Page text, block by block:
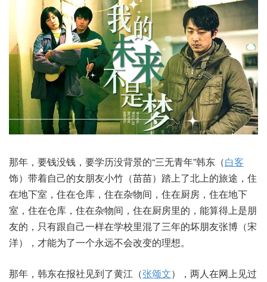
那年，要钱没钱，要学历没背景的“三无青年”韩东（白客
饰）带着自己的女朋友小竹（苗苗）踏上了北上的旅途，住
在地下室，住在仓库，住在杂物间，住在厨房，住在地下
室，住在仓库，住在杂物间，住在厨房里的，能算得上是朋
友的，只有跟自己一样在学校里混了三年的坏朋友张博（宋
洋），才能为了一个永远不会改变的理想。
那年，韩东在报社见到了黄江（张颂文），两人在网上见过